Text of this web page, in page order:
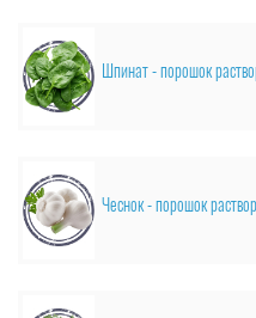
Шпинат - порошок
Чеснок - порошок